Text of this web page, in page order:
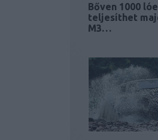
Bőven 1000
teljesíthet
M3…